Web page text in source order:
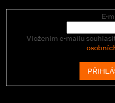
E-
Vložením e-mailu